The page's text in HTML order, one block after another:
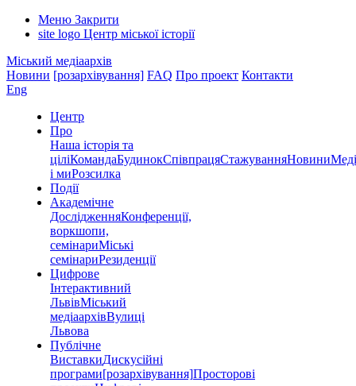
Меню Закрити
site logo Центр міської історії
Міський медіаархів
Новини [розархівування] FAQ Про проект Контакти
Eng
Центр
Про
Наша історія та
ціліКомандаБудинокСпівпрацяСтажуванняНовини
і миРозсилка
Події
Академічне
ДослідженняКонференції,
воркшопи,
семінариМіські
семінариРезиденції
Цифрове
Інтерактивний
ЛьвівМіський
медіаархівВулиці
Львова
Публічне
ВиставкиДискусійні
програми[розархівування]Просторові